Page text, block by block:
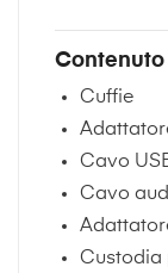
Cuffie
Cavo
Cavo
Custodia